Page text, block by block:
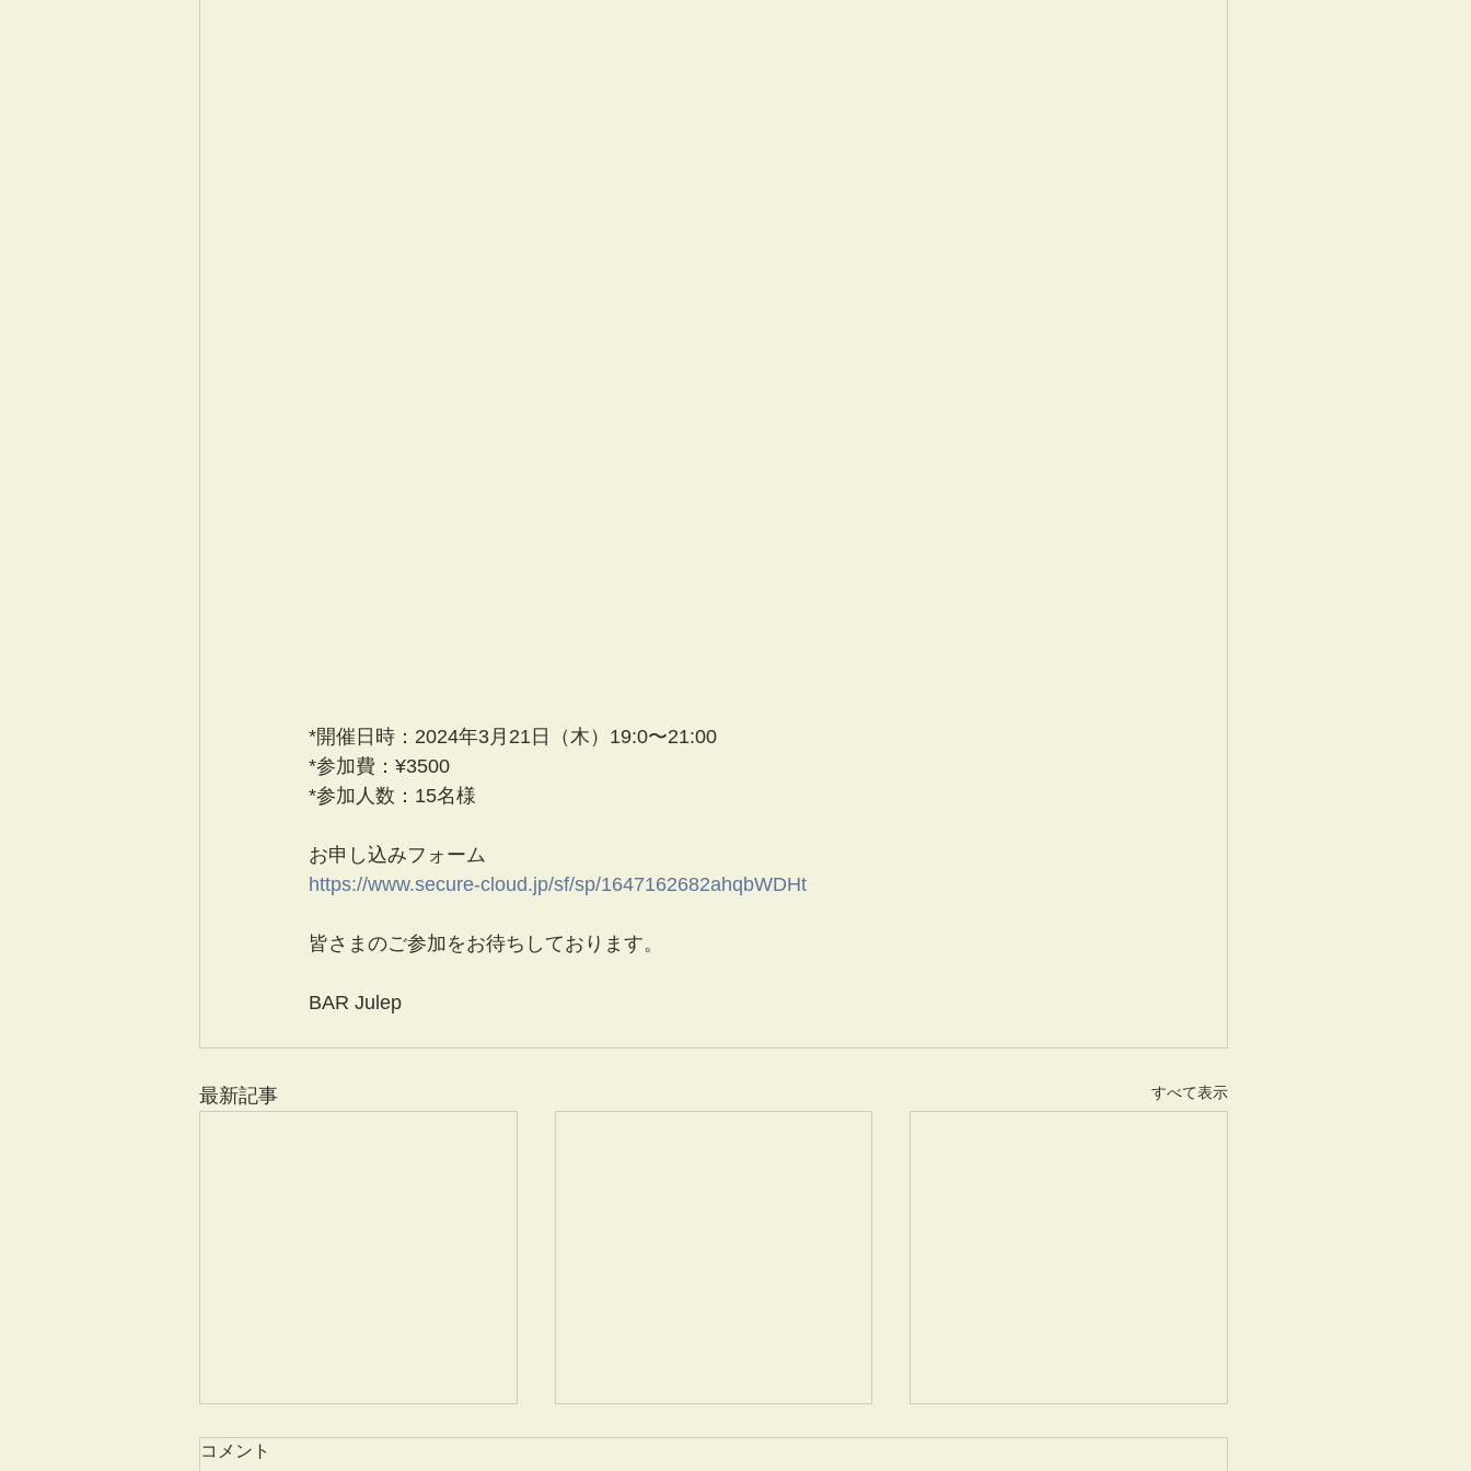
*開催日時：2024年3月21日（木）19:0〜21:00
*参加費：¥3500
*参加人数：15名様
お申し込みフォーム
https://www.secure-cloud.jp/sf/sp/1647162682ahqbWDHt
皆さまのご参加をお待ちしております。
BAR Julep
最新記事 すべて表示
コメント